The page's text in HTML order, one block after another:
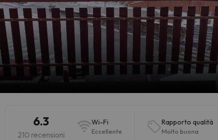
6.3
210 recensioni
Wi-Fi
Eccellente
Rapporto qualità
Molto buona